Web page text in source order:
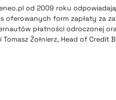
od 2009 roku
oferowanych form zapłaty za
płatności odroczonej
Żołnierz, Head of Credit